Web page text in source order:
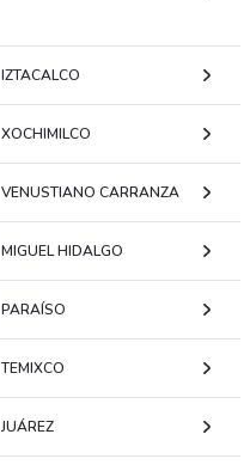
IZTACALCO
XOCHIMILCO
VENUSTIANO CARRANZA
MIGUEL HIDALGO
PARAÍSO
TEMIXCO
JUÁREZ